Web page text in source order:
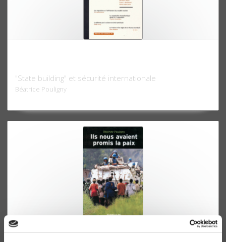
"State building" et sécurité internationale
Béatrice Pouligny
Ils nous avaient promis la paix